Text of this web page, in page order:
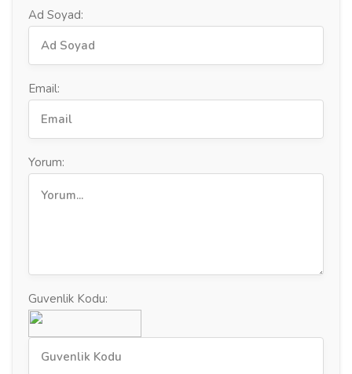
Ad Soyad:
Email:
Yorum:
Guvenlik Kodu: